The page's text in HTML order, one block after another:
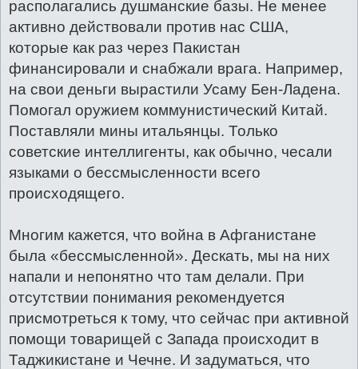
располагались душманские базы. Не менее
активно действовали против нас США,
которые как раз через Пакистан
финансировали и снабжали врага. Например,
на свои деньги вырастили Усаму Бен-Ладена.
Помогал оружием коммунистический Китай.
Поставляли мины итальянцы. Только
советские интеллигенты, как обычно, чесали
языками о бессмысленности всего
происходящего.
Многим кажется, что война в Афганистане
была «бессмысленной». Дескать, мы на них
напали и непонятно что там делали. При
отсутствии понимания рекомендуется
присмотреться к тому, что сейчас при активной
помощи товарищей с Запада происходит в
Таджикистане и Чечне. И задуматься, что